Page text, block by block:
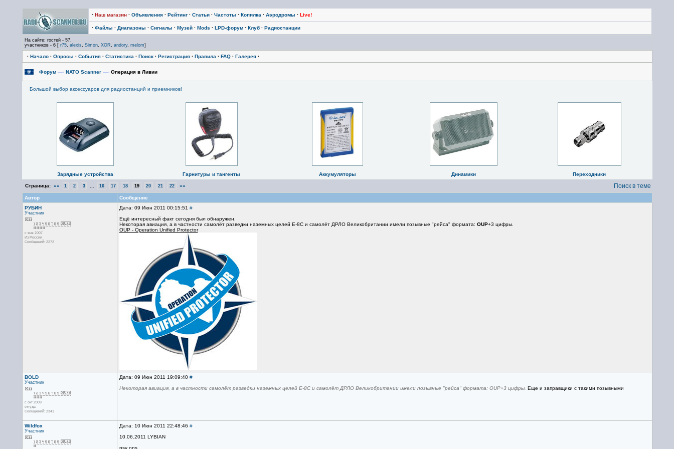
· Наш магазин· Объявления· Рейтинг· Статьи· Частоты · Копилка · Аэродромы · Live!
· Файлы · Диапазоны · Сигналы · Музей· Mods · LPD-форум· Клуб· Радиостанции
На сайте: гостей - 57,
участников - 6 [ r75, alexis, Simon, XOR, andory, melom]
· Начало· Опросы · События· Статистика · Поиск· Регистрация· Правила · FAQ· Галерея·
Форум —› NATO Scanner —›Операция в Ливии
Большой выбор аксессуаров для радиостанций и приемников!
Зарядные устройства Гарнитуры и тангенты Аккумуляторы Динамики Переходники
Страница: «« 1 2 3 16 17 18 19 20 21 22 »» Поиск в теме
Автор
Сообщение
РУБИН
Участник
с янв 2007
Из России
Сообщений: 2272
Дата: 09 Июн 2011 00:15:51 #
Ещё интересный факт сегодня был обнаружен.
Некоторая авиация, а в частности самолёт разведки наземных целей E-8C и самолёт ДРЛО Великобритании имели позывные "рейса" формата: OUP+3 цифры.
OUP - Operation Unified Protector
BOLD
Участник
с окт 2009
оттуда
Сообщений: 2341
Дата: 09 Июн 2011 19:09:40 #
Некоторая авиация, а в частности самолёт разведки наземных целей E-8C и самолёт ДРЛО Великобритании имели позывные "рейса" формата: OUP+3 цифры. Еще и заправщики с такими позывными
Wildfox
Участник
Дата: 10 Июн 2011 22:48:46 #
10.06.2011 LYBIAN
psy ops